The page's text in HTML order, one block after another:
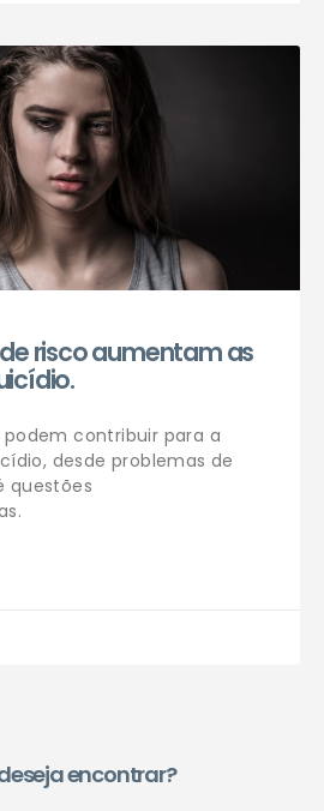
risco aumentam as
contribuir para a
desde problemas de
questões
encontrar?